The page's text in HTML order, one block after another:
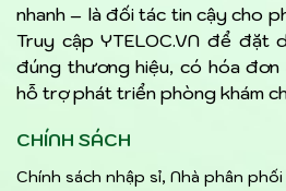
nhanh – là đối tác tin cậy cho
Truy cập YTELOC.VN để đặt
đúng thương hiệu, có hóa
hỗ trợ phát triển phòng khám
CHÍNH SÁCH
Chính sách nhập sỉ, Nhà phân phối